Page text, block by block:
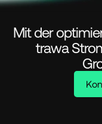
Mit der
trawa